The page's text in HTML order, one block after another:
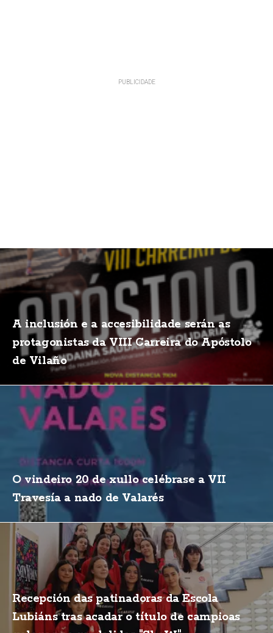
A inclusión e a accesibilidade serán as
protagonistas da VIII Carreira do Apóstolo
de Vilaño
O vindeiro 20 de xullo celébrase a VII
Travesía a nado de Valarés
Recepción das patinadoras da Escola
Lubiáns tras acadar o título de campioas